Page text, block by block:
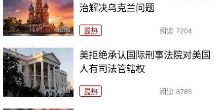
治解决乌克兰问题
最热 阅读 7204
美拒绝承认国际刑事法院对美国
人有司法管辖权
最热 阅读 8789